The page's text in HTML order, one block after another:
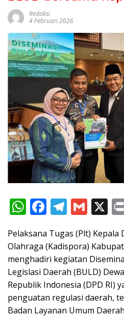
Redaksi
4 Februari 2026
W
at
s
A
p
p
F
e
b
o
o
k
T
e
gr
a
m
G
ai
l
X
Pelaksana Tugas (Plt) Kepala
Olahraga (Kadispora)
menghadiri kegiatan
Legislasi Daerah (BULD)
Republik Indonesia (DPD RI)
penguatan regulasi daerah,
Badan Layanan Umum